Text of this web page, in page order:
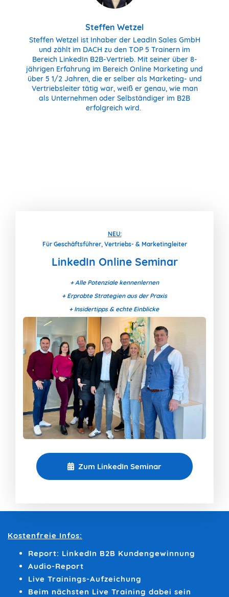
Steffen Wetzel
Steffen Wetzel ist Inhaber der LeadIn Sales GmbH
und zählt im DACH zu den TOP 5 Trainern im
Bereich LinkedIn B2B-Vertrieb. Mit seiner über 8-
jährigen Erfahrung im Bereich Online Marketing und
über 5 1/2 Jahren, die er selber als Marketing- und
Vertriebsleiter tätig war, weiß er genau, wie man
als Unternehmen oder Selbständiger im B2B
erfolgreich wird.
NEU:
Für Geschäftsführer, Vertriebs- & Marketingleiter
LinkedIn Online Seminar
+ Alle Potenziale kennenlernen
+ Erprobte Strategien aus der Praxis
+ Insidertipps & echte Einblicke
Zum LinkedIn Seminar
Kostenfreie Infos:
Report: LinkedIn B2B Kundengewinnung
Audio-Report
Live Trainings-Aufzeichung
Beim nächsten Live Training dabei sein